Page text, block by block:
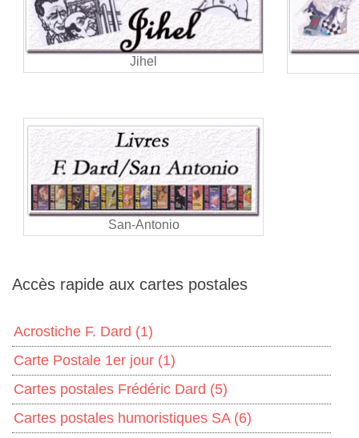
Jihel
San-Antonio
Accès rapide aux cartes postales
Acrostiche F. Dard (1)
Carte Postale 1er jour (1)
Cartes postales Frédéric Dard (5)
Cartes postales humoristiques SA (6)